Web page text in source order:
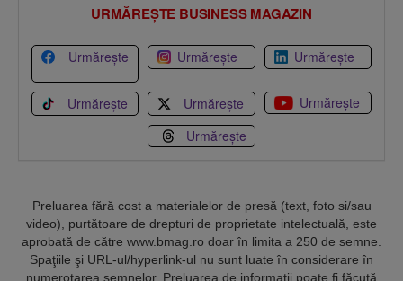
URMĂREȘTE BUSINESS MAGAZIN
Urmărește Urmărește Urmărește
Urmărește Urmărește
Urmărește
Urmărește
Preluarea fără cost a materialelor de presă (text, foto si/sau
video), purtătoare de drepturi de proprietate intelectuală, este
aprobată de către www.bmag.ro doar în limita a 250 de semne.
Spaţiile şi URL-ul/hyperlink-ul nu sunt luate în considerare în
numerotarea semnelor. Preluarea de informaţii poate fi făcută